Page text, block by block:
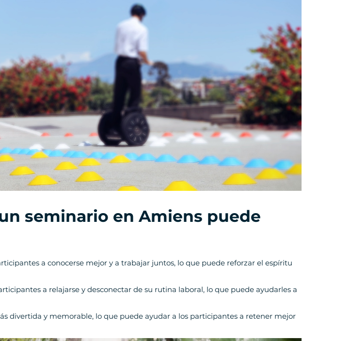
seminario en Amiens puede
a conocerse mejor y a trabajar juntos, lo que puede reforzar el espíritu
a relajarse y desconectar de su rutina laboral, lo que puede ayudarles a
divertida y memorable, lo que puede ayudar a los participantes a retener mejor